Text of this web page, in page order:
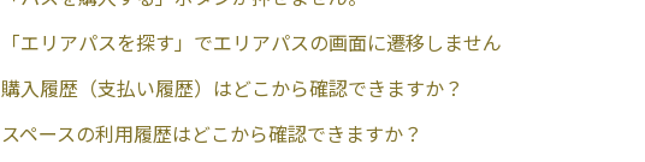
「エリアパスを探す」でエリアパスの画面に遷移しません
購入履歴（支払い履歴）はどこから確認できますか？
スペースの利用履歴はどこから確認できますか？